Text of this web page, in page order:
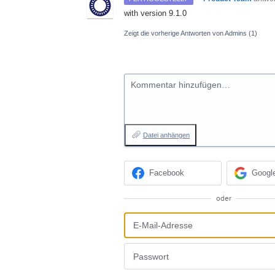
with version 9.1.0
Zeigt die vorherige Antworten von Admins (1)
Kommentar hinzufügen…
Datei anhängen
Facebook
oder